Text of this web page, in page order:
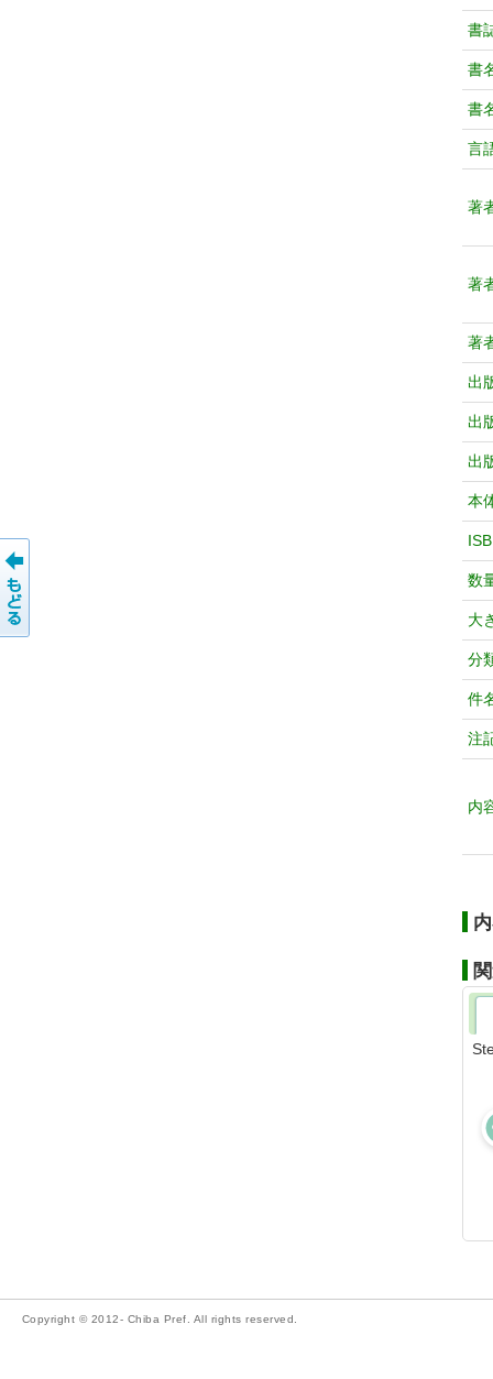
書
書
書
言
著
著
著
出
出
出
本
数
大
分
件
注
内
Copyright © 2012- Chiba Pref. All rights reserved.